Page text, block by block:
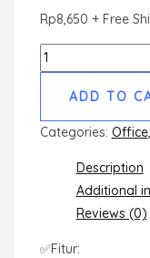
Rp8,650 + Free
Cutter
BENEX18mm
Stainless
Cutter
quantity
ADD TO
Categories: Office,
Description
Additional
Reviews (0)
✅Fitur: